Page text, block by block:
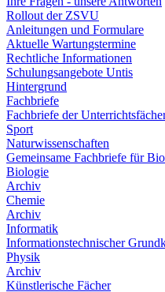
Rollout der ZSVU
Anleitungen und Formulare
Aktuelle Wartungstermine
Rechtliche Informationen
Schulungsangebote Untis
Hintergrund
Fachbriefe
Fachbriefe der
Sport
Naturwissenschaften
Gemeinsame Fachbriefe für
Biologie
Archiv
Chemie
Archiv
Informatik
Informationstechnischer
Physik
Archiv
Künstlerische Fächer